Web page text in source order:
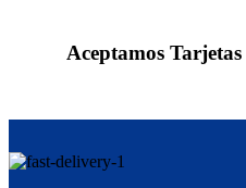
Aceptamos Tarjetas